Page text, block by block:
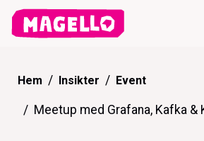
Hem Insikter Event
Meetup med Grafana, Kafka &